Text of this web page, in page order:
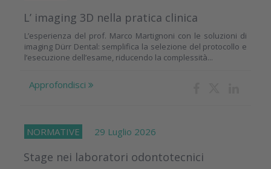
L’ imaging 3D nella pratica clinica
L’esperienza del prof. Marco Martignoni con le soluzioni di
imaging Dürr Dental: semplifica la selezione del protocollo e
l’esecuzione dell’esame, riducendo la complessità...
Approfondisci
NORMATIVE 29 Luglio 2026
Stage nei laboratori odontotecnici